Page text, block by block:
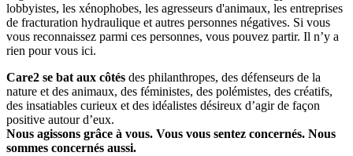
lobbyistes, les xénophobes, les agresseurs d'animaux, les entreprises
de fracturation hydraulique et autres personnes négatives. Si vous
vous reconnaissez parmi ces personnes, vous pouvez partir. Il n’y a
rien pour vous ici.
Care2 se bat aux côtés des philanthropes, des défenseurs de la
nature et des animaux, des féministes, des polémistes, des créatifs,
des insatiables curieux et des idéalistes désireux d’agir de façon
positive autour d’eux.
Nous agissons grâce à vous. Vous vous sentez concernés. Nous
sommes concernés aussi.